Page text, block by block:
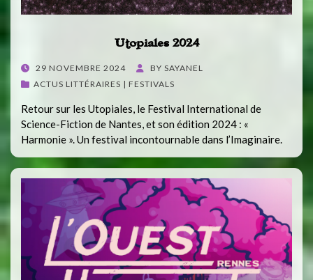
Utopiales 2024
POSTED
ON
29 NOVEMBRE 2024 BY SAYANEL
ACTUS LITTÉRAIRES | FESTIVALS
Retour sur les Utopiales, le Festival International de
Science-Fiction de Nantes, et son édition 2024 : «
Harmonie ». Un festival incontournable dans l’Imaginaire.